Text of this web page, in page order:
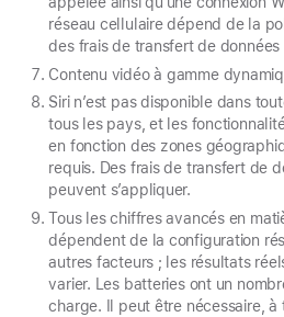
réseau cellulaire dépend de la
des frais de transfert de données
Contenu vidéo à gamme
Siri n’est pas disponible dans
tous les pays, et les
en fonction des zones
requis. Des frais de transfert de
peuvent s’appliquer.
Tous les chiffres avancés en
dépendent de la configuration
autres facteurs ; les résultats
varier. Les batteries ont un
charge. Il peut être nécessaire, à